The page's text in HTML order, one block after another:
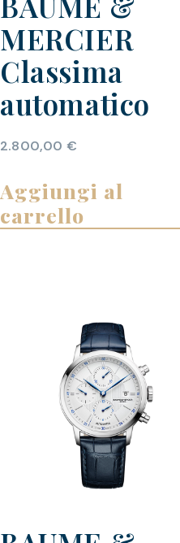
MERCIER
Classima
automatico
2.800,00 €
Aggiungi al
carrello